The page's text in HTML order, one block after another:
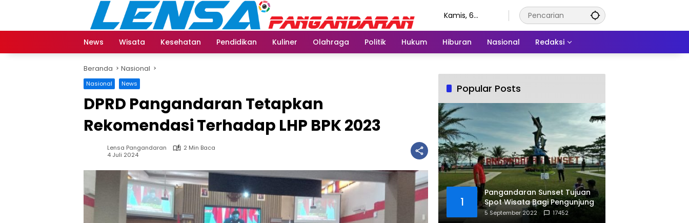
Kamis, 6
News
Wisata Kesehatan Pendidikan Kuliner Olahraga Politik Hukum Hiburan Nasional Redaksi
Beranda Nasional
Nasional News
DPRD Pangandaran Tetapkan
Rekomendasi Terhadap LHP BPK 2023
Lensa Pangandaran
2 Min Baca
4 Juli 2024
Popular Posts
1
Pangandaran Sunset Tujuan
Spot Wisata Bagi Pengunjung
5 September 2022 17452